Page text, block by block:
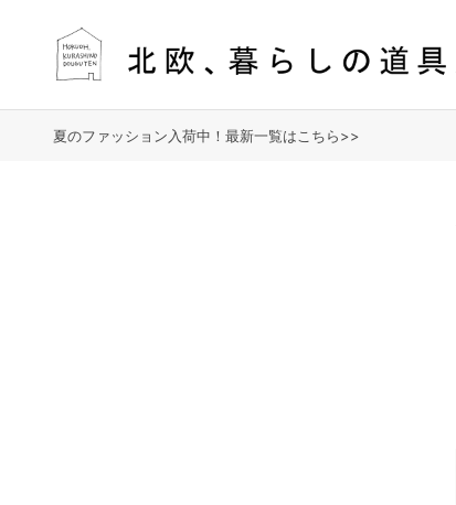
夏のファッション入荷中！最新一覧はこちら>>